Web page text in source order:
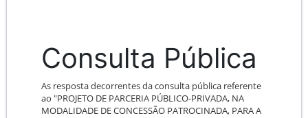
Consulta Pública
As resposta decorrentes da consulta pública referente
ao "PROJETO DE PARCERIA PÚBLICO-PRIVADA, NA
MODALIDADE DE CONCESSÃO PATROCINADA, PARA A